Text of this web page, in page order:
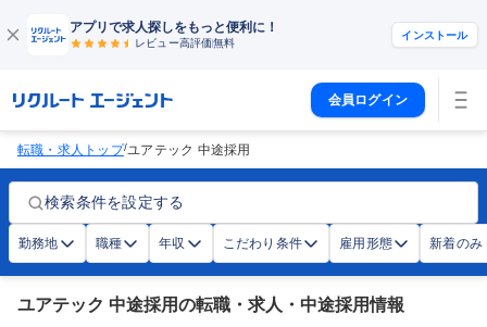
アプリで求人探しをもっと便利に！
レビュー高評価無料
インストール
会員ログイン
転職・求人トップ/ユアテック 中途採用
検索条件を設定する
勤務地 職種 年収 こだわり条件 雇用形態 新着のみ
ユアテック 中途採用の転職・求人・中途採用情報